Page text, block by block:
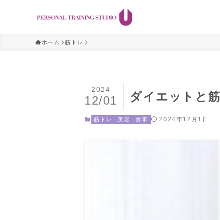
ホーム 筋トレ
ダイエットと
2024
12/01
筋トレ 美容 食事 2024年12月1日